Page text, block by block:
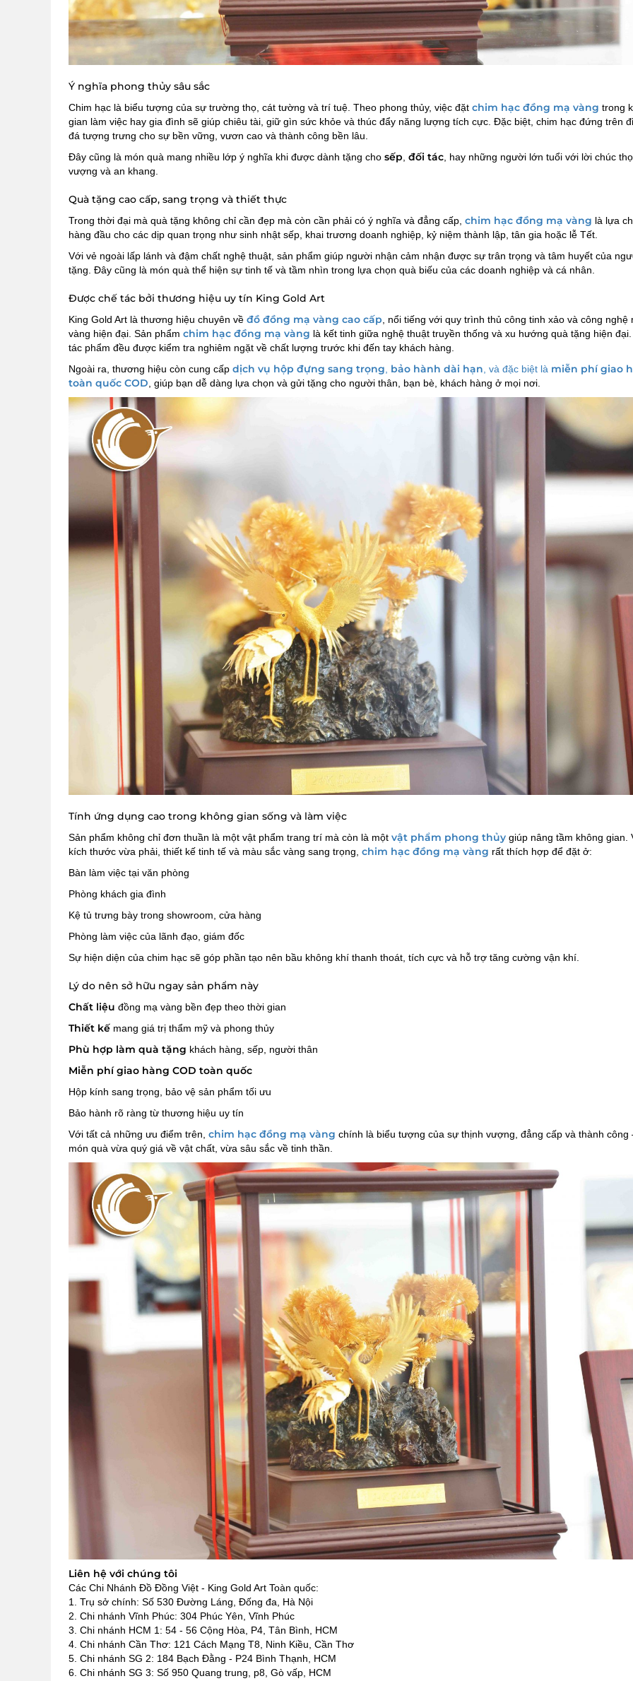
Ý nghĩa phong thủy sâu sắc
Chim hạc là biểu tượng của sự trường thọ, cát tường và trí tuệ. Theo phong thủy, việc đặt chim hạc đồng mạ vàng trong
gian làm việc hay gia đình sẽ giúp chiêu tài, giữ gìn sức khỏe và thúc đẩy năng lượng tích cực. Đặc biệt, chim hạc đứng trên
đá tượng trưng cho sự bền vững, vươn cao và thành công bền lâu.
Đây cũng là món quà mang nhiều lớp ý nghĩa khi được dành tặng cho sếp, đối tác, hay những người lớn tuổi với lời chúc
vượng và an khang.
Quà tặng cao cấp, sang trọng và thiết thực
Trong thời đại mà quà tặng không chỉ cần đẹp mà còn cần phải có ý nghĩa và đẳng cấp, chim hạc đồng mạ vàng là lựa
hàng đầu cho các dịp quan trọng như sinh nhật sếp, khai trương doanh nghiệp, kỷ niệm thành lập, tân gia hoặc lễ Tết.
Với vẻ ngoài lấp lánh và đậm chất nghệ thuật, sản phẩm giúp người nhận cảm nhận được sự trân trọng và tâm huyết của
tặng. Đây cũng là món quà thể hiện sự tinh tế và tầm nhìn trong lựa chọn quà biếu của các doanh nghiệp và cá nhân.
Được chế tác bởi thương hiệu uy tín King Gold Art
King Gold Art là thương hiệu chuyên về đồ đồng mạ vàng cao cấp, nổi tiếng với quy trình thủ công tinh xảo và công nghệ
vàng hiện đại. Sản phẩm chim hạc đồng mạ vàng là kết tinh giữa nghệ thuật truyền thống và xu hướng quà tặng hiện
tác phẩm đều được kiểm tra nghiêm ngặt về chất lượng trước khi đến tay khách hàng.
Ngoài ra, thương hiệu còn cung cấp dịch vụ hộp đựng sang trọng, bảo hành dài hạn, và đặc biệt là miễn phí giao
toàn quốc COD, giúp bạn dễ dàng lựa chọn và gửi tặng cho người thân, bạn bè, khách hàng ở mọi nơi.
Tính ứng dụng cao trong không gian sống và làm việc
Sản phẩm không chỉ đơn thuần là một vật phẩm trang trí mà còn là một vật phẩm phong thủy giúp nâng tầm không gian.
kích thước vừa phải, thiết kế tinh tế và màu sắc vàng sang trọng, chim hạc đồng mạ vàng rất thích hợp để đặt ở:
Bàn làm việc tại văn phòng
Phòng khách gia đình
Kệ tủ trưng bày trong showroom, cửa hàng
Phòng làm việc của lãnh đạo, giám đốc
Sự hiện diện của chim hạc sẽ góp phần tạo nên bầu không khí thanh thoát, tích cực và hỗ trợ tăng cường vận khí.
Lý do nên sở hữu ngay sản phẩm này
Chất liệu đồng mạ vàng bền đẹp theo thời gian
Thiết kế mang giá trị thẩm mỹ và phong thủy
Phù hợp làm quà tặng khách hàng, sếp, người thân
Miễn phí giao hàng COD toàn quốc
Hộp kính sang trọng, bảo vệ sản phẩm tối ưu
Bảo hành rõ ràng từ thương hiệu uy tín
Với tất cả những ưu điểm trên, chim hạc đồng mạ vàng chính là biểu tượng của sự thịnh vượng, đẳng cấp và thành công
món quà vừa quý giá về vật chất, vừa sâu sắc về tinh thần.
Liên hệ với chúng tôi
Các Chi Nhánh Đồ Đồng Việt - King Gold Art Toàn quốc:
1. Trụ sở chính: Số 530 Đường Láng, Đống đa, Hà Nội
2. Chi nhánh Vĩnh Phúc: 304 Phúc Yên, Vĩnh Phúc
3. Chi nhánh HCM 1: 54 - 56 Cộng Hòa, P4, Tân Bình, HCM
4. Chi nhánh Cần Thơ: 121 Cách Mạng T8, Ninh Kiều, Cần Thơ
5. Chi nhánh SG 2: 184 Bạch Đằng - P24 Bình Thạnh, HCM
6. Chi nhánh SG 3: Số 950 Quang trung, p8, Gò vấp, HCM